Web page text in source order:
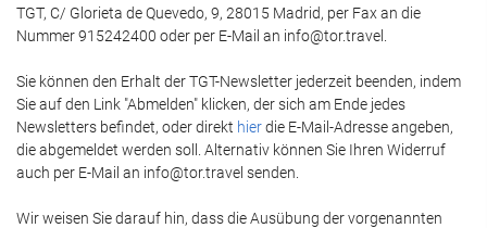
TGT, C/ Glorieta de Quevedo, 9, 28015 Madrid, per Fax an die
Nummer 915242400 oder per E-Mail an info@tor.travel.
Sie können den Erhalt der TGT-Newsletter jederzeit beenden, indem
Sie auf den Link "Abmelden" klicken, der sich am Ende jedes
Newsletters befindet, oder direkt hierdie E-Mail-Adresse angeben,
die abgemeldet werden soll. Alternativ können Sie Ihren Widerruf
auch per E-Mail an info@tor.travel senden.
Wir weisen Sie darauf hin, dass die Ausübung der vorgenannten